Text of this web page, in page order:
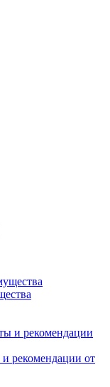
рекомендации от